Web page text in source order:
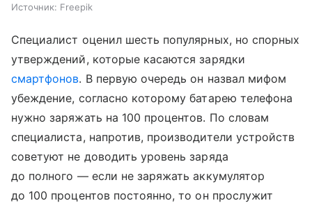
Источник: Freepik
Специалист оценил шесть популярных, но спорных
утверждений, которые касаются зарядки
смартфонов. В первую очередь он назвал мифом
убеждение, согласно которому батарею телефона
нужно заряжать на 100 процентов. По словам
специалиста, напротив, производители устройств
советуют не доводить уровень заряда
до полного — если не заряжать аккумулятор
до 100 процентов постоянно, то он прослужит